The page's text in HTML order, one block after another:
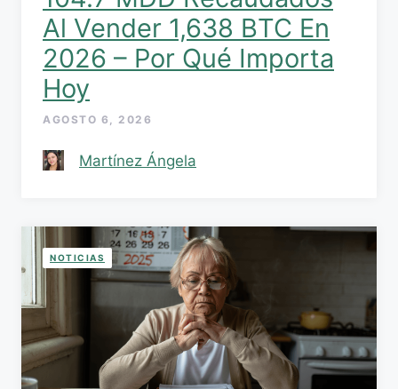
Al Vender 1,638 BTC En
2026 – Por Qué Importa
Hoy
AGOSTO 6, 2026
Martínez Ángela
NOTICIAS